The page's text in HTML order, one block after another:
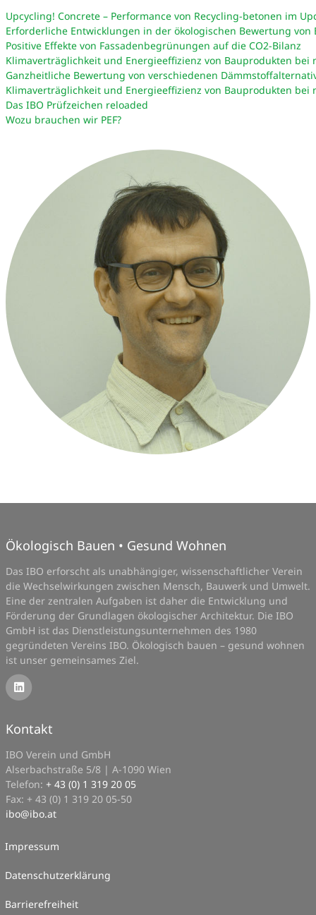
Upcycling! Concrete – Performance von Recycling-betonen im
Erforderliche Entwicklungen in der ökologischen Bewertung von
Positive Effekte von Fassadenbegrünungen auf die CO2-Bilanz
Klimaverträglichkeit und Energieeffizienz von Bauprodukten
Ganzheitliche Bewertung von verschiedenen
Klimaverträglichkeit und Energieeffizienz von Bauprodukten bei
Das IBO Prüfzeichen reloaded
Wozu brauchen wir PEF?
Ökologisch Bauen • Gesund Wohnen
Das IBO erforscht als unabhängiger, wissenschaftlicher Verein
die Wechselwirkungen zwischen Mensch, Bauwerk und Umwelt.
Eine der zentralen Aufgaben ist daher die Entwicklung und
Förderung der Grundlagen ökologischer Architektur. Die IBO
GmbH ist das Dienstleistungsunternehmen des 1980
gegründeten Vereins IBO. Ökologisch bauen – gesund wohnen
ist unser gemeinsames Ziel.
Kontakt
IBO Verein und GmbH
Alserbachstraße 5/8 | A-1090 Wien
Telefon: + 43 (0) 1 319 20 05
Fax: + 43 (0) 1 319 20 05-50
ibo@ibo.at
Impressum
Datenschutzerklärung
Barrierefreiheit